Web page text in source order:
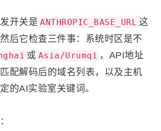
开关是 ANTHROPIC_BASE_URL 这
后它检查三件事：系统时区是不
或 Asia/Urumqi ，API地址
配解码后的域名列表，以及主机
的AI实验室关键词。